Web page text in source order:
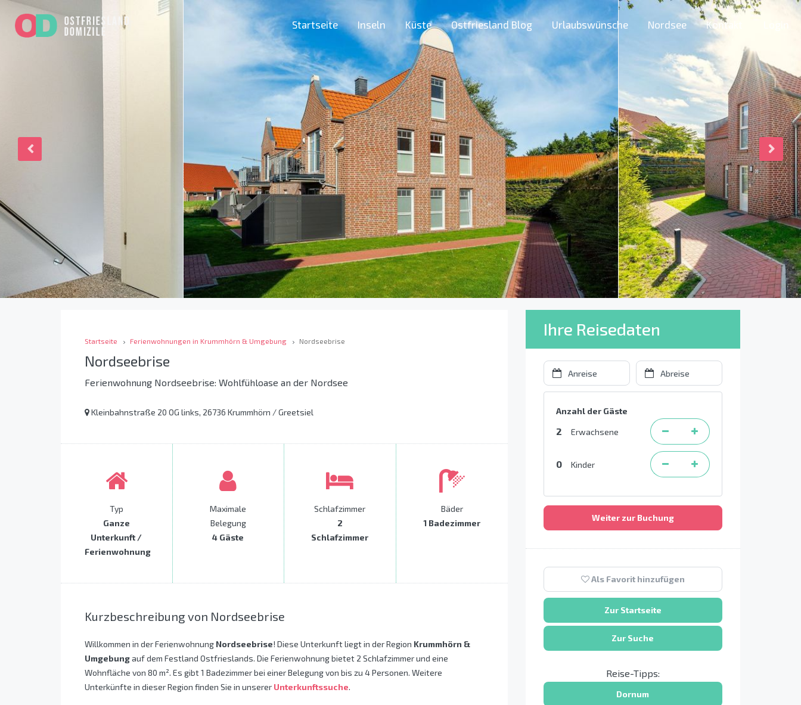
Startseite Inseln Küste Ostfriesland Blog Urlaubswünsche Nordsee Kontakt
Startseite Ferienwohnungen in Krummhörn & Umgebung Nordseebrise
Nordseebrise
Ferienwohnung Nordseebrise: Wohlfühloase an der Nordsee
Kleinbahnstraße 20 OG links, 26736 Krummhörn / Greetsiel
Typ
Ganze
Unterkunft /
Ferienwohnung
Maximale
Belegung
4 Gäste
Schlafzimmer
2
Schlafzimmer
Bäder
1 Badezimmer
Kurzbeschreibung von Nordseebrise
Willkommen in der Ferienwohnung Nordseebrise! Diese Unterkunft liegt in der Region Krummhörn &
Umgebungauf dem Festland Ostfrieslands. Die Ferienwohnung bietet 2 Schlafzimmer und eine
Wohnfläche von 80 m². Es gibt 1 Badezimmer bei einer Belegung von bis zu 4 Personen. Weitere
Unterkünfte in dieser Region finden Sie in unserer Unterkunftssuche.
Ihre Reisedaten
Anzahl der Gäste
2 Erwachsene
0 Kinder
Weiter zur Buchung
Als Favorit hinzufügen
Zur Startseite
Zur Suche
Reise-Tipps:
Dornum